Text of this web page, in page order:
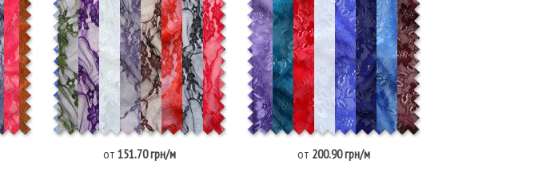
от 151.70 грн/м
от 200.90 грн/м